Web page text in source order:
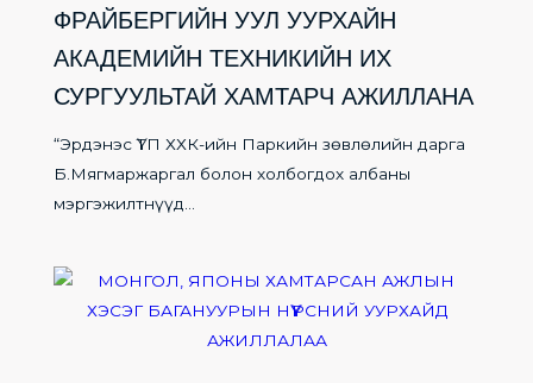
ФРАЙБЕРГИЙН УУЛ УУРХАЙН
АКАДЕМИЙН ТЕХНИКИЙН ИХ
СУРГУУЛЬТАЙ ХАМТАРЧ АЖИЛЛАНА
“Эрдэнэс ҮТП ХХК-ийн Паркийн зөвлөлийн дарга
Б.Мягмаржаргал болон холбогдох албаны
мэргэжилтнүүд...